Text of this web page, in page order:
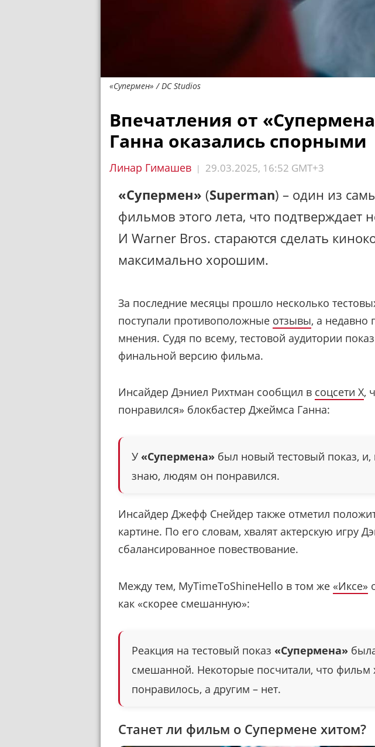
«Супермен» / DC Studios
Впечатления от
Ганна оказались спорными
Линар Гимашев | 29.03.2025, 16:52 GMT+3
«Супермен» (Superman) – один из
фильмов этого лета, что подтверждает
И Warner Bros. стараются сделать
максимально хорошим.
За последние месяцы прошло несколько
поступали противоположные отзывы, а недавно
мнения. Судя по всему, тестовой аудитории
финальной версию фильма.
Инсайдер Дэниел Рихтман сообщил в соцсети X,
понравился» блокбастер Джеймса Ганна:
У «Супермена» был новый тестовый показ, и,
знаю, людям он понравился.
Инсайдер Джефф Снейдер также отметил
картине. По его словам, хвалят актерскую игру
сбалансированное повествование.
Между тем, MyTimeToShineHello в том же «Иксе»
как «скорее смешанную»:
Реакция на тестовый показ «Супермена»
смешанной. Некоторые посчитали, что
понравилось, а другим – нет.
Станет ли фильм о Супермене хитом?